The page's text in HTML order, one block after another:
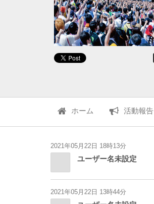
ホーム 活動報告
2021年05月22日 18時13分
ユーザー名未設定
2021年05月22日 13時44分